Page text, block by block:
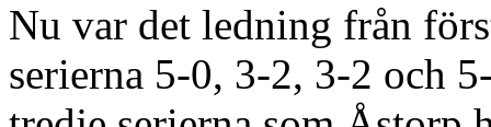
Nu var det ledning från
serierna 5-0, 3-2, 3-2 och